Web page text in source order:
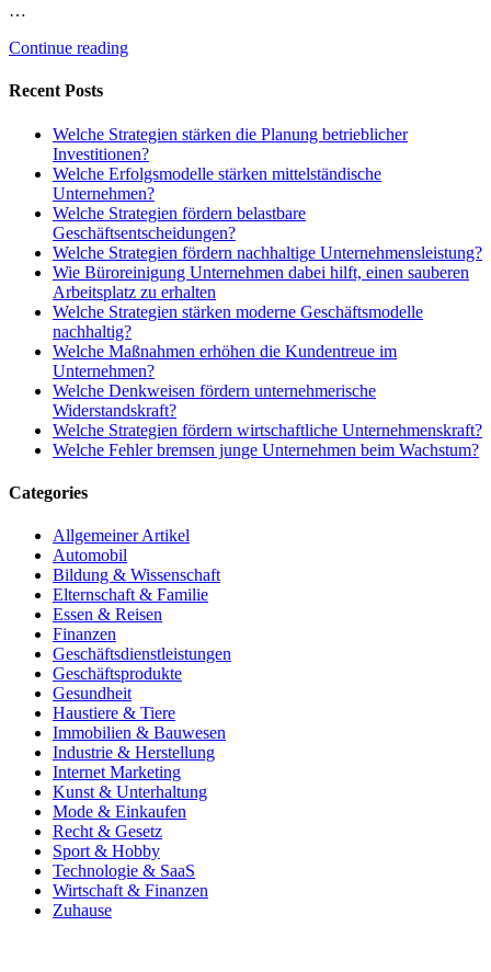
…
Continue reading
Recent Posts
Welche Strategien stärken die Planung betrieblicher
Investitionen?
Welche Erfolgsmodelle stärken mittelständische
Unternehmen?
Welche Strategien fördern belastbare
Geschäftsentscheidungen?
Welche Strategien fördern nachhaltige Unternehmensleistung?
Wie Büroreinigung Unternehmen dabei hilft, einen sauberen
Arbeitsplatz zu erhalten
Welche Strategien stärken moderne Geschäftsmodelle
nachhaltig?
Welche Maßnahmen erhöhen die Kundentreue im
Unternehmen?
Welche Denkweisen fördern unternehmerische
Widerstandskraft?
Welche Strategien fördern wirtschaftliche Unternehmenskraft?
Welche Fehler bremsen junge Unternehmen beim Wachstum?
Categories
Allgemeiner Artikel
Automobil
Bildung & Wissenschaft
Elternschaft & Familie
Essen & Reisen
Finanzen
Geschäftsdienstleistungen
Geschäftsprodukte
Gesundheit
Haustiere & Tiere
Immobilien & Bauwesen
Industrie & Herstellung
Internet Marketing
Kunst & Unterhaltung
Mode & Einkaufen
Recht & Gesetz
Sport & Hobby
Technologie & SaaS
Wirtschaft & Finanzen
Zuhause